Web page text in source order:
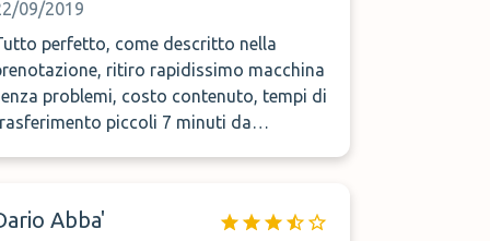
09/2019
perfetto, come descritto nella
ritiro rapidissimo macchina
problemi, costo contenuto, tempi di
piccoli 7 minuti da
Abba'